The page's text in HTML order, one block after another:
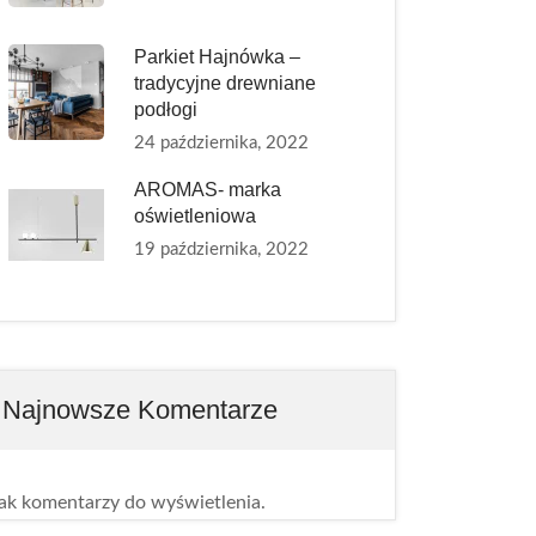
Parkiet Hajnówka –
tradycyjne drewniane
podłogi
24 października, 2022
AROMAS- marka
oświetleniowa
19 października, 2022
Najnowsze Komentarze
komentarzy do wyświetlenia.